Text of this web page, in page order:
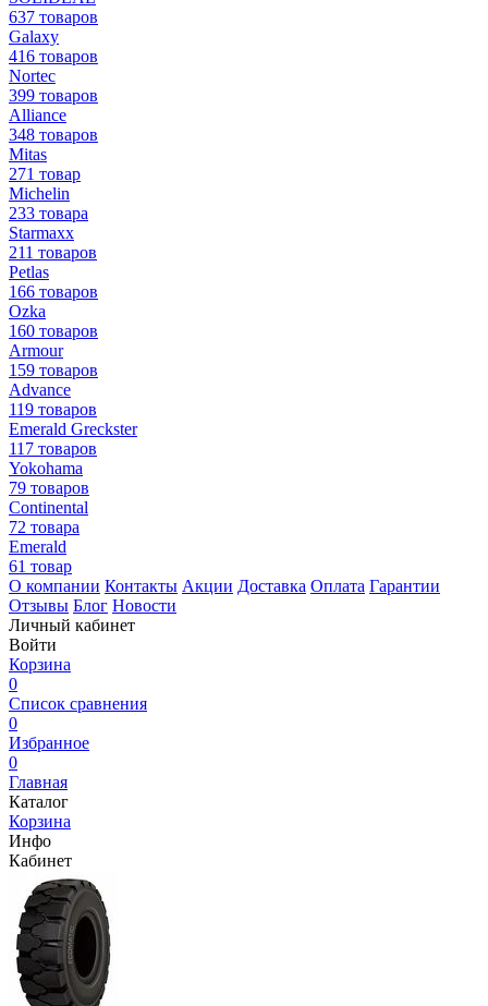
637 товаров
Galaxy
416 товаров
Nortec
399 товаров
Alliance
348 товаров
Mitas
271 товар
Michelin
233 товара
Starmaxx
211 товаров
Petlas
166 товаров
Ozka
160 товаров
Armour
159 товаров
Advance
119 товаров
Emerald Greckster
117 товаров
Yokohama
79 товаров
Continental
72 товара
Emerald
61 товар
О компании Контакты Акции Доставка Оплата Гарантии
Отзывы Блог Новости
Личный кабинет
Войти
Корзина
0
Список сравнения
0
Избранное
0
Главная
Каталог
Корзина
Инфо
Кабинет